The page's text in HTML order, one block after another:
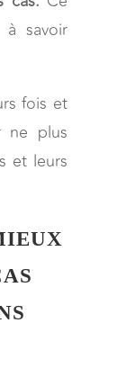
savoir
fois et
ne plus
et leurs